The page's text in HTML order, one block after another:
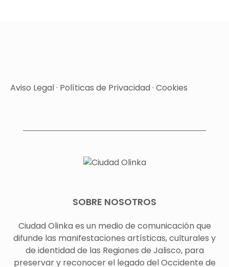
Aviso Legal· Políticas de Privacidad· Cookies
SOBRE NOSOTROS
Ciudad Olinka es un medio de comunicación que
difunde las manifestaciones artísticas, culturales y
de identidad de las Regiones de Jalisco, para
preservar y reconocer el legado del Occidente de